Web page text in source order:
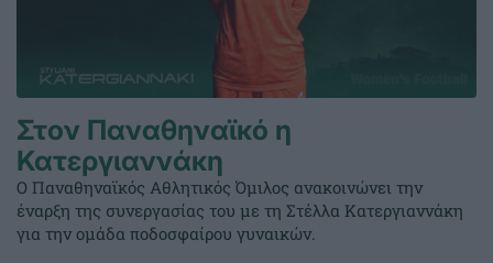
Στον Παναθηναϊκό η
Κατεργιαννάκη
Ο Παναθηναϊκός Αθλητικός Όμιλος ανακοινώνει την
έναρξη της συνεργασίας του με τη Στέλλα Κατεργιαννάκη
για την ομάδα ποδοσφαίρου γυναικών.